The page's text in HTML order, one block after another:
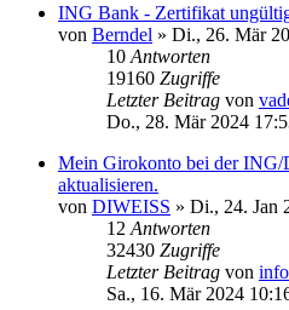
ING Bank - Zertifikat
von Berndel » Di., 26. Mär
10 Antworten
19160 Zugriffe
Letzter Beitrag von
Do., 28. Mär 2024
Mein Girokonto bei der ING/
aktualisieren.
von DIWEISS » Di., 24. Jan
12 Antworten
32430 Zugriffe
Letzter Beitrag von info
Sa., 16. Mär 2024